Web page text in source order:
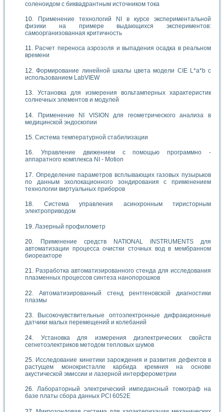
соленоидом с биквадрантным источником тока
Применение технологий NI в курсе экспериментальной
физики на примере выдающихся экспериментов:
самоорганизованная критичность
Расчет переноса аэрозоля и выпадения осадка в реальном
времени
Формирование линейной шкалы цвета модели CIE L*a*b с
использованием LabVIEW
Установка для измерения вольтамперных характеристик
солнечных элементов и модулей
Применение NI VISION для геометрического анализа в
медицинской эндоскопии
Система температурной стабилизации
Управление движением с помощью программно -
аппаратного комплекса NI - Motion
Определение параметров всплывающих газовых пузырьков
по данным эхолокационного зондирования с применением
технологии виртуальных приборов
Система управления асинхронным тиристорным
электроприводом
Лазерный профилометр
Применение средств NATIONAL INSTRUMENTS для
автоматизации процесса очистки сточных вод в мембранном
биореакторе
Разработка автоматизированного стенда для исследования
плазменных процессов синтеза нанопорошков
Автоматизированный стенд рентгеновской диагностики
плазмы
Высокочувствительные оптоэлектронные дифракционные
датчики малых перемещений и колебаний
Установка для измерения диэлектрических свойств
сегнетоэлектриков методом тепловых шумов
Исследование кинетики зарождения и развития дефектов в
растущем монокристалле карбида кремния на основе
акустической эмиссии и лазерной интерферометрии
Лабораторный электрический импедансный томограф на
базе платы сбора данных PCI 6052E